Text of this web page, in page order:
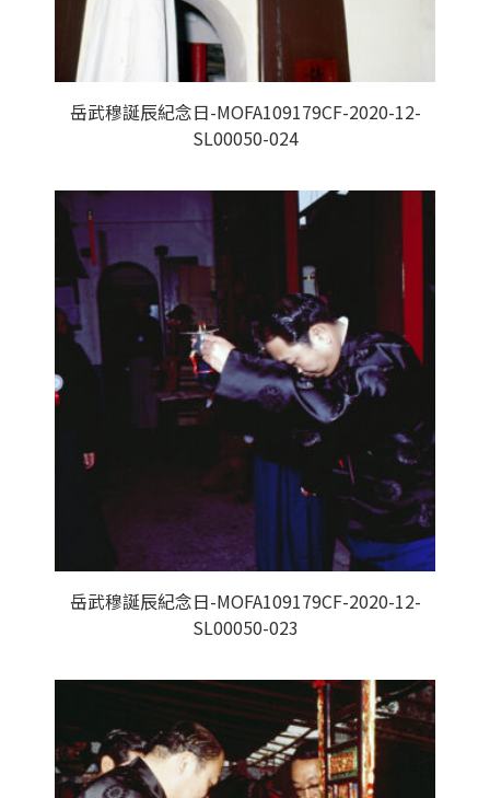
岳武穆誕辰紀念日-MOFA109179CF-2020-12-
SL00050-024
岳武穆誕辰紀念日-MOFA109179CF-2020-12-
SL00050-023